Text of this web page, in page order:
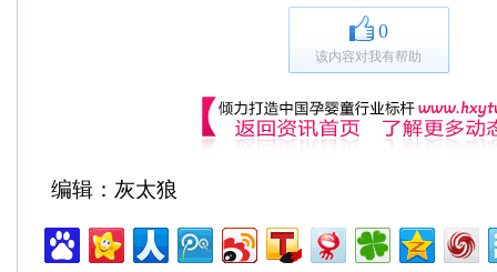
0
该内容对我有帮助
编辑：灰太狼